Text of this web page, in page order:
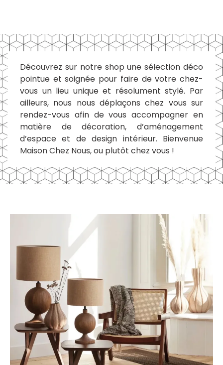
Découvrez sur notre shop une sélection déco
pointue et soignée pour faire de votre chez-
vous un lieu unique et résolument stylé. Par
ailleurs, nous nous déplaçons chez vous sur
rendez-vous afin de vous accompagner en
matière de décoration, d’aménagement
d’espace et de design intérieur. Bienvenue
Maison Chez Nous, ou plutôt chez vous !